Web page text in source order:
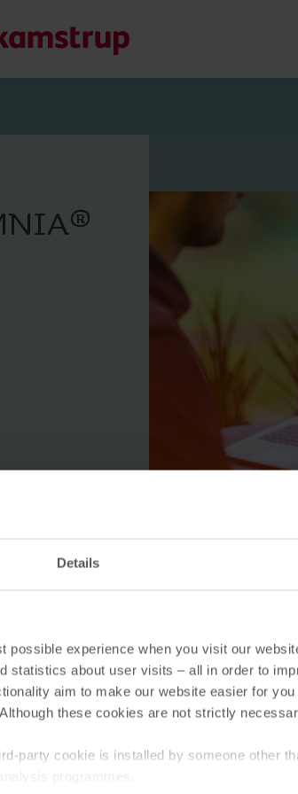
Details
possible experience when you visit our
statistics about user visits – all in order to
aim to make our website easier for
these cookies are not strictly
party cookie is installed by someone other
programmes.
für eine nachhaltigere Zukunft motiviert
Wasserverluste zu minimieren,
zu maximieren und die Elektrifizierung
und